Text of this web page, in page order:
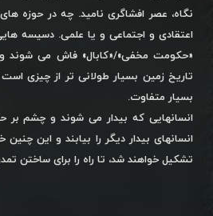
نگاه، عصر افشاگری نامید. چه در حوزه
اعتقادی و اجتماعی و یا علمی. دسیسه
«حکومت مخفی»/«کابال» فاش می شوند
تاریخ زمین بسیار طولانی تر از چیزی
بسیار متفاوت.
انسانهایی که بیدار می شوند و چشم بر
انسانهای بیدار دیگر را بیابند و این
تشکیل خواهند شد، تا راه را برای ساختن